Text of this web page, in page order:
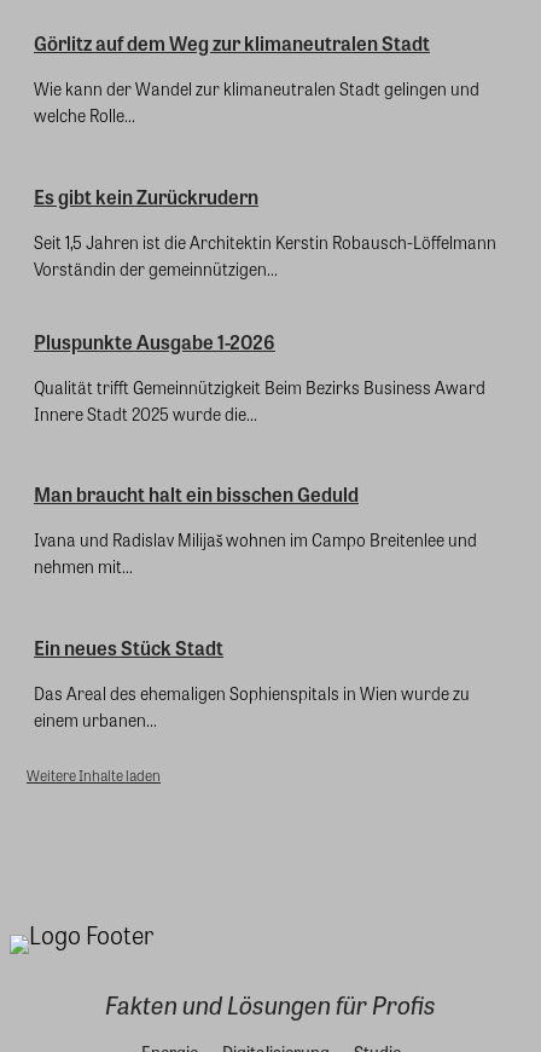
Görlitz auf dem Weg zur klimaneutralen Stadt
Wie kann der Wandel zur klimaneutralen Stadt gelingen und
welche Rolle...
Es gibt kein Zurückrudern
Seit 1,5 Jahren ist die Architektin Kerstin Robausch-Löffelmann
Vorständin der gemeinnützigen...
Pluspunkte Ausgabe 1-2026
Qualität trifft Gemeinnützigkeit Beim Bezirks Business Award
Innere Stadt 2025 wurde die...
Man braucht halt ein bisschen Geduld
Ivana und Radislav Milijaš wohnen im Campo Breitenlee und
nehmen mit...
Ein neues Stück Stadt
Das Areal des ehemaligen Sophienspitals in Wien wurde zu
einem urbanen...
Weitere Inhalte laden
Fakten und Lösungen für Profis